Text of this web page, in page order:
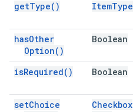
getType( ) ItemType
hasOther
Option( )
Boolean
isRequired( ) Boolean
setChoice
Checkbox